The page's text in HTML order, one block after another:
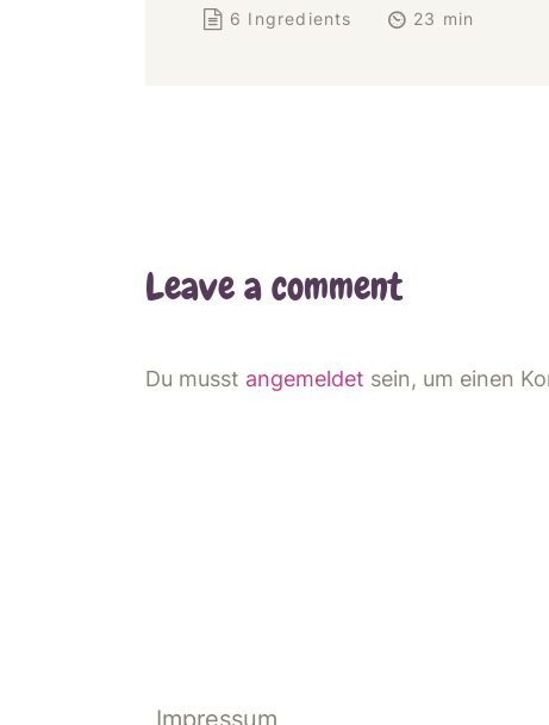
6 Ingredients 23 min
Leave a comment
Du musst angemeldet sein, um einen
Impressum